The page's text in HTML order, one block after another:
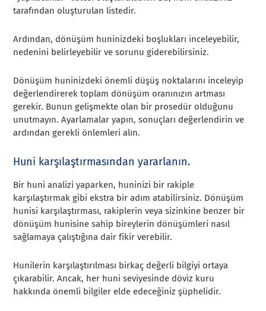
tarafından oluşturulan listedir.
Ardından, dönüşüm huninizdeki boşlukları inceleyebilir,
nedenini belirleyebilir ve sorunu giderebilirsiniz.
Dönüşüm huninizdeki önemli düşüş noktalarını inceleyip
değerlendirerek toplam dönüşüm oranınızın artması
gerekir. Bunun gelişmekte olan bir prosedür olduğunu
unutmayın. Ayarlamalar yapın, sonuçları değerlendirin ve
ardından gerekli önlemleri alın.
Huni karşılaştırmasından yararlanın.
Bir huni analizi yaparken, huninizi bir rakiple
karşılaştırmak gibi ekstra bir adım atabilirsiniz. Dönüşüm
hunisi karşılaştırması, rakiplerin veya sizinkine benzer bir
dönüşüm hunisine sahip bireylerin dönüşümleri nasıl
sağlamaya çalıştığına dair fikir verebilir.
Hunilerin karşılaştırılması birkaç değerli bilgiyi ortaya
çıkarabilir. Ancak, her huni seviyesinde döviz kuru
hakkında önemli bilgiler elde edeceğiniz şüphelidir.